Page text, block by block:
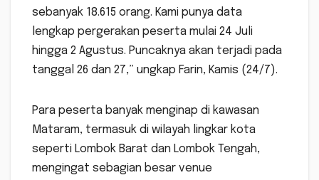
sebanyak 18.615 orang. Kami punya data
lengkap pergerakan peserta mulai 24 Juli
hingga 2 Agustus. Puncaknya akan terjadi pada
tanggal 26 dan 27,” ungkap Farin, Kamis (24/7).
Para peserta banyak menginap di kawasan
Mataram, termasuk di wilayah lingkar kota
seperti Lombok Barat dan Lombok Tengah,
mengingat sebagian besar venue